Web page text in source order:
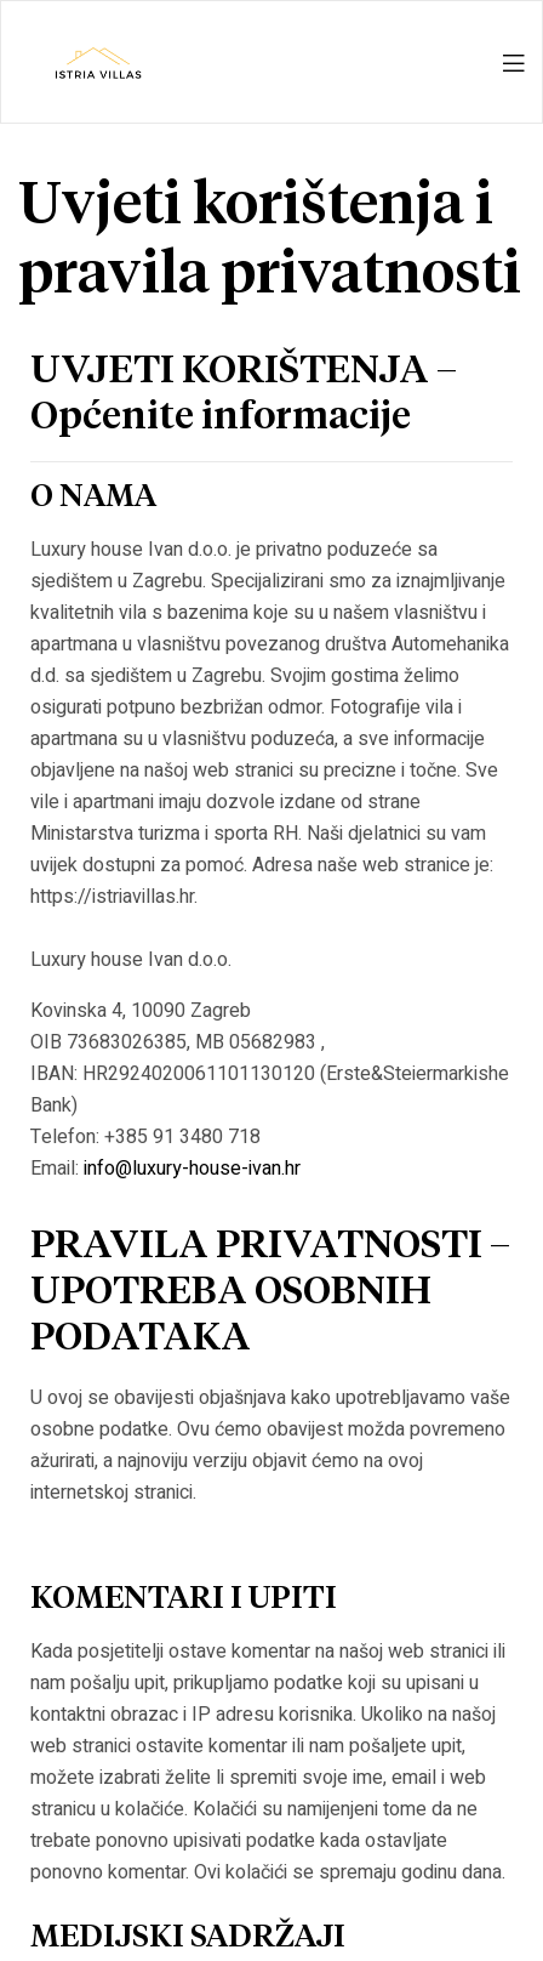
Villas
rent
&
for
sale
Uvjeti korištenja i
pravila privatnosti
UVJETI KORIŠTENJA –
Općenite informacije
O NAMA
Luxury house Ivan d.o.o. je privatno poduzeće sa
sjedištem u Zagrebu. Specijalizirani smo za iznajmljivanje
kvalitetnih vila s bazenima koje su u našem vlasništvu i
apartmana u vlasništvu povezanog društva Automehanika
d.d. sa sjedištem u Zagrebu. Svojim gostima želimo
osigurati potpuno bezbrižan odmor. Fotografije vila i
apartmana su u vlasništvu poduzeća, a sve informacije
objavljene na našoj web stranici su precizne i točne. Sve
vile i apartmani imaju dozvole izdane od strane
Ministarstva turizma i sporta RH. Naši djelatnici su vam
uvijek dostupni za pomoć. Adresa naše web stranice je:
https://istriavillas.hr.
Luxury house Ivan d.o.o.
Kovinska 4, 10090 Zagreb
OIB 73683026385, MB 05682983 ,
IBAN: HR2924020061101130120 (Erste&Steiermarkishe
Bank)
Telefon: +385 91 3480 718
Email: info@luxury-house-ivan.hr
PRAVILA PRIVATNOSTI –
UPOTREBA OSOBNIH
PODATAKA
U ovoj se obavijesti objašnjava kako upotrebljavamo vaše
osobne podatke. Ovu ćemo obavijest možda povremeno
ažurirati, a najnoviju verziju objavit ćemo na ovoj
internetskoj stranici.
KOMENTARI I UPITI
Kada posjetitelji ostave komentar na našoj web stranici ili
nam pošalju upit, prikupljamo podatke koji su upisani u
kontaktni obrazac i IP adresu korisnika. Ukoliko na našoj
web stranici ostavite komentar ili nam pošaljete upit,
možete izabrati želite li spremiti svoje ime, email i web
stranicu u kolačiće. Kolačići su namijenjeni tome da ne
trebate ponovno upisivati podatke kada ostavljate
ponovno komentar. Ovi kolačići se spremaju godinu dana.
MEDIJSKI SADRŽAJI